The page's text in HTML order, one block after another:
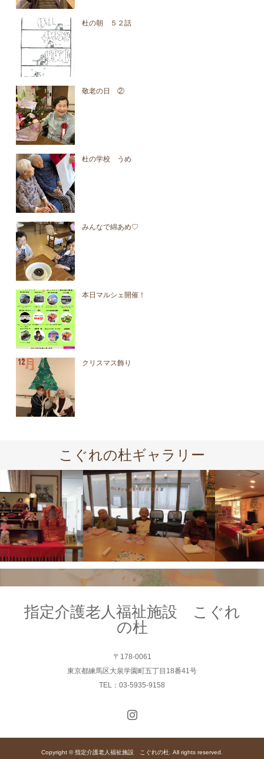
杜の朝 ５２話
敬老の日 ②
杜の学校 うめ
みんなで綿あめ♡
本日マルシェ開催！
クリスマス飾り
こぐれの杜ギャラリー
指定介護老人福祉施設 こぐれ
の杜
〒178-0061
東京都練馬区大泉学園町五丁目18番41号
TEL：03-5935-9158
Copyright © 指定介護老人福祉施設 こぐれの杜. All rights reserved.